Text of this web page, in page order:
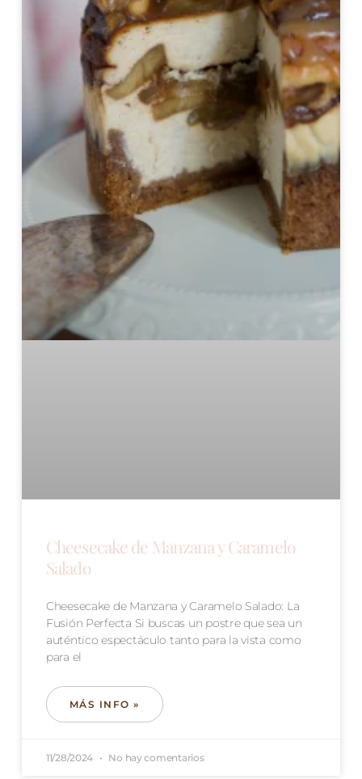
Cheesecake de Manzana y Caramelo
Salado
Cheesecake de Manzana y Caramelo Salado: La
Fusión Perfecta Si buscas un postre que sea un
auténtico espectáculo tanto para la vista como
para el
MÁS INFO »
11/28/2024 No hay comentarios